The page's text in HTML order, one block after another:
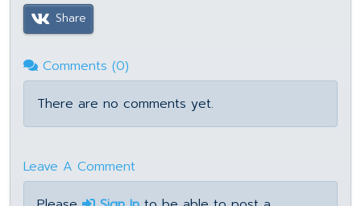
Share
Comments (0)
There are no comments yet.
Leave A Comment